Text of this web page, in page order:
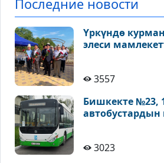
Последние новости
Үркүндө
элеси
3557
Бишкекте №23,
автобустардын
3023